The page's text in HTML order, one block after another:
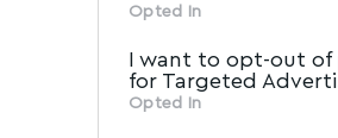
Opted In
I want to opt-out of
for Targeted
Opted In